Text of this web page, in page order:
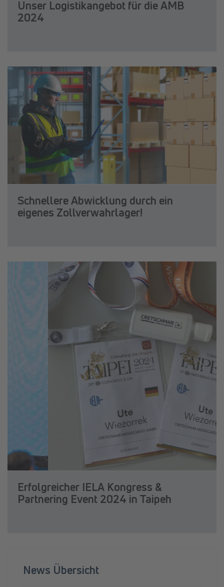
Unser Logistikangebot für die AMB
2024
Schnellere Abwicklung durch ein
eigenes Zollverwahrlager!
Next
Erfolgreicher IELA Kongress &
Partnering Event 2024 in Taipeh
News Übersicht